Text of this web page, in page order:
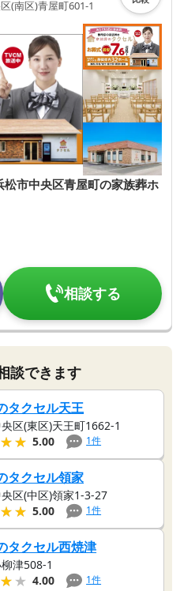
(南区)青屋町601-1
松市中央区青屋町の家族葬ホ
相談する
談できます
タクセル天王
区(東区)天王町1662-1
5.00 1件
タクセル領家
区(中区)領家1-3-27
5.00 1件
タクセル西焼津
津508-1
4.00 1件